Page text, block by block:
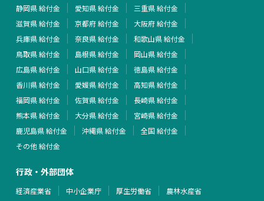
静岡県 給付金
愛知県 給付金
三重県 給付金
滋賀県 給付金
京都府 給付金
大阪府 給付金
兵庫県 給付金
奈良県 給付金
和歌山県 給付金
鳥取県 給付金
島根県 給付金
岡山県 給付金
広島県 給付金
山口県 給付金
徳島県 給付金
香川県 給付金
愛媛県 給付金
高知県 給付金
福岡県 給付金
佐賀県 給付金
長崎県 給付金
熊本県 給付金
大分県 給付金
宮崎県 給付金
鹿児島県 給付金
沖縄県 給付金
全国 給付金
その他 給付金
行政・外部団体
経済産業省 中小企業庁 厚生労働省 農林水産省